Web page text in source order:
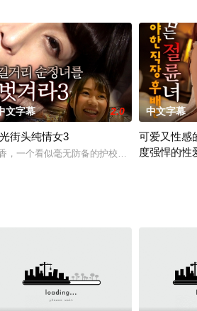
恩·哈克曼 Gene Hackman 饰）被维克多警
文字幕 2.0
街头纯情女3
，一个看似毫无防备的护校学生。她轻易接受
中文字幕
可爱又性感
度强悍的性